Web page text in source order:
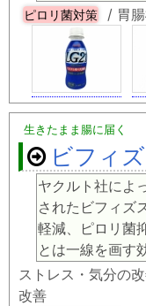
ピロリ菌対策 / 胃
生きたまま腸に届く
ビフィ
ヤクルト社によ
されたビフィズ
軽減、ピロリ菌
とは一線を画す
ストレス・気分の
改善